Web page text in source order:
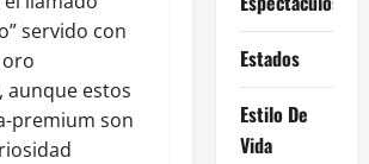
servido con
aunque estos
premium son
Estados
Estilo De
Vida